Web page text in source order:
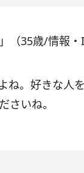
（35歳/情報・
ね。好きな人
さいね。